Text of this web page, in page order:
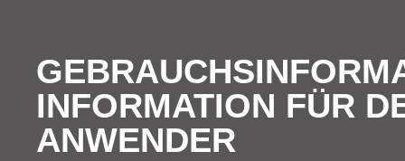
INFORMATION FÜR
ANWENDER